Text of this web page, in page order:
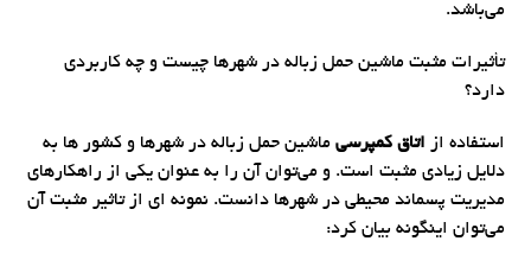
می‌باشد.
تأثیرات مثبت ماشین حمل زباله در شهرها چیست و چه کاربردی
دارد؟
استفاده از اتاق کمپرسی ماشین حمل زباله در شهرها و کشور ها به
دلایل زیادی مثبت است. و می‌توان آن را به عنوان یکی از راهکارهای
مدیریت پسماند محیطی در شهرها دانست. نمونه ای از تاثیر مثبت آن
می‌توان اینگونه بیان کرد: